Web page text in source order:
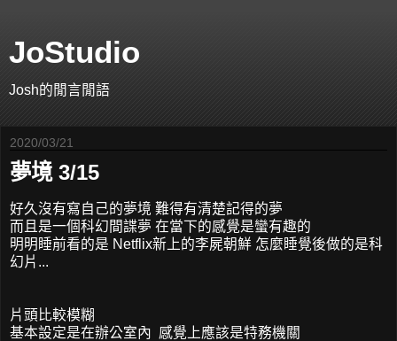
JoStudio
Josh的閒言閒語
2020/03/21
夢境 3/15
好久沒有寫自己的夢境 難得有清楚記得的夢
而且是一個科幻間諜夢 在當下的感覺是蠻有趣的
明明睡前看的是 Netflix新上的李屍朝鮮 怎麼睡覺後做的是科
幻片...
片頭比較模糊
基本設定是在辦公室內 感覺上應該是特務機關